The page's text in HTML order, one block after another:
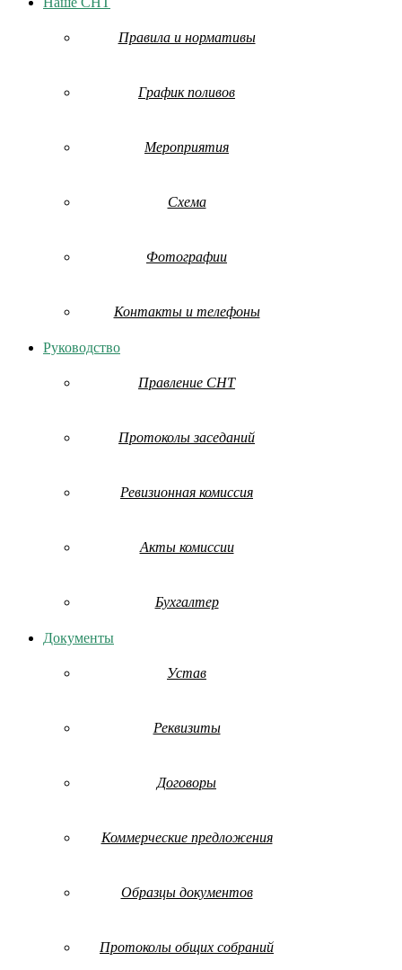
Правила и нормативы
График поливов
Мероприятия
Схема
Фотографии
Контакты и телефоны
Руководство
Правление СНТ
Протоколы заседаний
Ревизионная комиссия
Акты комиссии
Бухгалтер
Документы
Устав
Реквизиты
Договоры
Коммерческие предложения
Образцы документов
Протоколы общих собраний